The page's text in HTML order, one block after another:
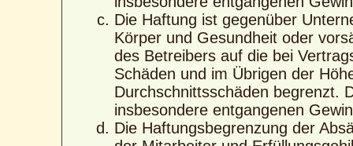
Die Haftung ist gegenüber
Körper und Gesundheit oder
des Betreibers auf die bei
Schäden und im Übrigen der
Durchschnittsschäden begrenzt.
insbesondere entgangenen
Die Haftungsbegrenzung der